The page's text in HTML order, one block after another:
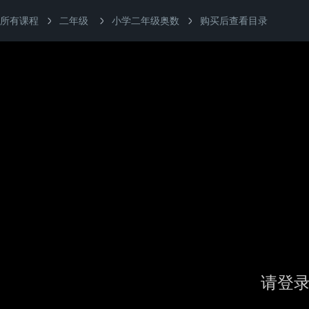
所有课程 二年级 小学二年级奥数 购买后查看目录
请登